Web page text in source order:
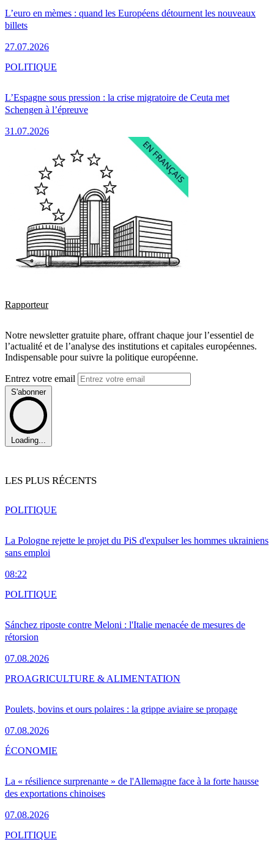
L’euro en mèmes : quand les Européens détournent les nouveaux
billets
27.07.2026
L’Espagne sous pression : la crise migratoire de Ceuta met
Schengen à l’épreuve
31.07.2026
POLITIQUE
Rapporteur
Notre newsletter gratuite phare, offrant chaque jour l’essentiel de
l’actualité et de l’analyse des institutions et capitales européennes.
Indispensable pour suivre la politique européenne.
Entrez votre email
S'abonner
Loading...
LES PLUS RÉCENTS
La Pologne rejette le projet du PiS d'expulser les hommes ukrainiens
sans emploi
08:22
POLITIQUE
Sánchez riposte contre Meloni : l'Italie menacée de mesures de
rétorsion
07.08.2026
POLITIQUE
Poulets, bovins et ours polaires : la grippe aviaire se propage
07.08.2026
PROAGRICULTURE & ALIMENTATION
La « résilience surprenante » de l'Allemagne face à la forte hausse
des exportations chinoises
07.08.2026
ÉCONOMIE
POLITIQUE